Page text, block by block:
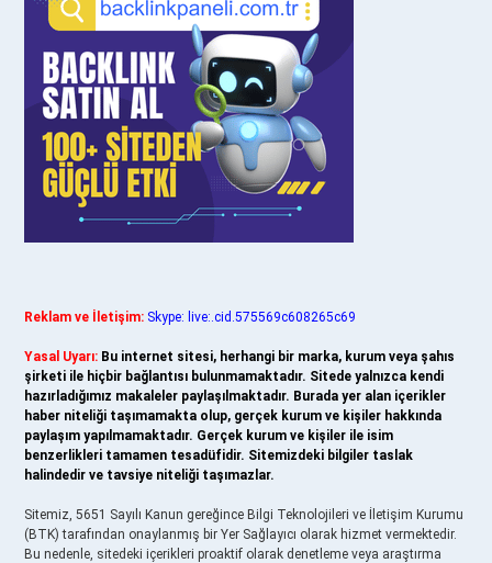
Reklam ve İletişim: Skype: live:.cid.575569c608265c69
Yasal Uyarı: Bu internet sitesi, herhangi bir marka, kurum veya şahıs
şirketi ile hiçbir bağlantısı bulunmamaktadır. Sitede yalnızca kendi
hazırladığımız makaleler paylaşılmaktadır. Burada yer alan içerikler
haber niteliği taşımamakta olup, gerçek kurum ve kişiler hakkında
paylaşım yapılmamaktadır. Gerçek kurum ve kişiler ile isim
benzerlikleri tamamen tesadüfidir. Sitemizdeki bilgiler taslak
halindedir ve tavsiye niteliği taşımazlar.
Sitemiz, 5651 Sayılı Kanun gereğince Bilgi Teknolojileri ve İletişim Kurumu
(BTK) tarafından onaylanmış bir Yer Sağlayıcı olarak hizmet vermektedir.
Bu nedenle, sitedeki içerikleri proaktif olarak denetleme veya araştırma